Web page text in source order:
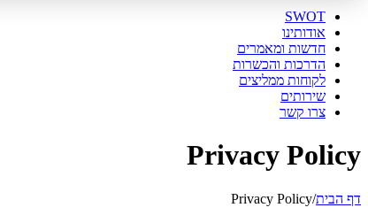
SWOT
אודותינו
חדשות ומאמרים
הדרכות והכשרות
לקוחות ממליצים
שירותים
צרו קשר
Privacy Policy
דף הבית/
Privacy Policy